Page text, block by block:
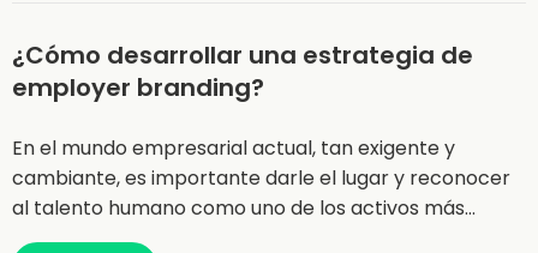
¿Cómo desarrollar una estrategia de
employer branding?
En el mundo empresarial actual, tan exigente y
cambiante, es importante darle el lugar y reconocer
al talento humano como uno de los activos más…